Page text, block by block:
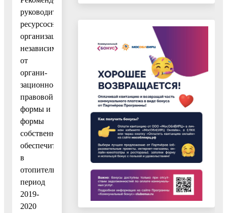
руководителям
ресурсоснабжающих
организаций
независимо
от
органи-
зационно-
правовой
формы и
формы
собственности
обеспечить
в
отопительный
период
2019-
2020